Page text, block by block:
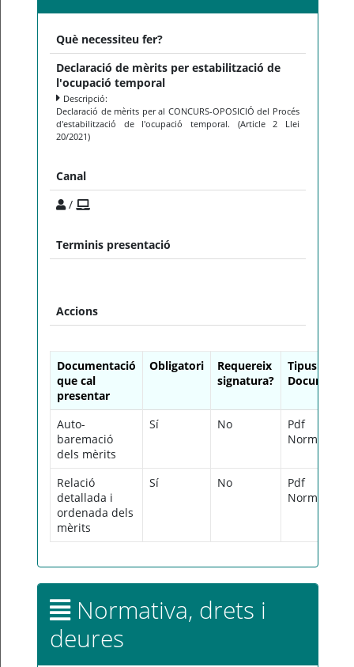
Què necessiteu fer?
Declaració de mèrits per estabilització de
l'ocupació temporal
Descripció:
Declaració de mèrits per al CONCURS-OPOSICIÓ del Procés
d'estabilització de l'ocupació temporal. (Article 2 Llei
20/2021)
Canal
/
Terminis presentació
Accions
Documentació
que cal
presentar
Obligatori
Requereix
signatura?
Tipus
Document
Auto-
baremació
dels mèrits
Sí No
Pdf
Normalitzat
Relació
detallada i
ordenada dels
mèrits
Sí No
Pdf
Normalitzat
Normativa, drets i
deures